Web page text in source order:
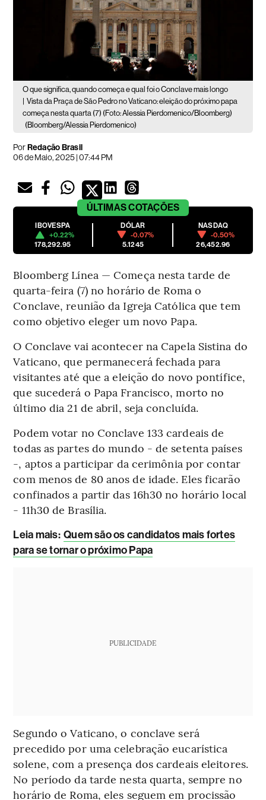
O que significa, quando começa e qual foi o Conclave mais longo
Vista da Praça de São Pedro no Vaticano: eleição do próximo papa
começa nesta quarta (7) (Foto: Alessia Pierdomenico/Bloomberg)
(Bloomberg/Alessia Pierdomenico)
PorRedação Brasil
06 de Maio, 2025 | 07:44 PM
ÚLTIMASCOTAÇÕES
IBOVESPA
+0.22%
178,292.95
DÓLAR
-0.07%
5.1245
NASDAQ
-0.50%
26,452.96
Bloomberg Línea — Começa nesta tarde de
quarta-feira (7) no horário de Roma o
Conclave, reunião da Igreja Católica que tem
como objetivo eleger um novo Papa.
O Conclave vai acontecer na Capela Sistina do
Vaticano, que permanecerá fechada para
visitantes até que a eleição do novo pontífice,
que sucederá o Papa Francisco, morto no
último dia 21 de abril, seja concluída.
Podem votar no Conclave 133 cardeais de
todas as partes do mundo - de setenta países
-, aptos a participar da cerimônia por contar
com menos de 80 anos de idade. Eles ficarão
confinados a partir das 16h30 no horário local
- 11h30 de Brasília.
Leia mais: Quem são os candidatos mais fortes
para se tornar o próximo Papa
PUBLICIDADE
Segundo o Vaticano, o conclave será
precedido por uma celebração eucarística
solene, com a presença dos cardeais eleitores.
No período da tarde nesta quarta, sempre no
horário de Roma, eles seguem em procissão